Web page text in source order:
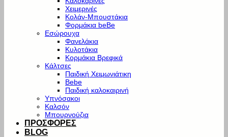
Χειμερινές
Κολάν-Μπουστάκια
Φορμάκια beBe
Εσώρουχα
Φανελάκια
Κυλοτάκια
Κορμάκια Βρεφικά
Κάλτσες
Παιδική Χειμωνιάτικη
Bebe
Παιδική καλοκαιρινή
Υπνόσακοι
Καλσόν
Μπουρνούζια
ΠΡΟΣΦΟΡΕΣ
BLOG